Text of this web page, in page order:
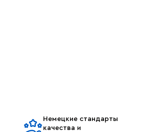
Немецкие стандарты
качества и